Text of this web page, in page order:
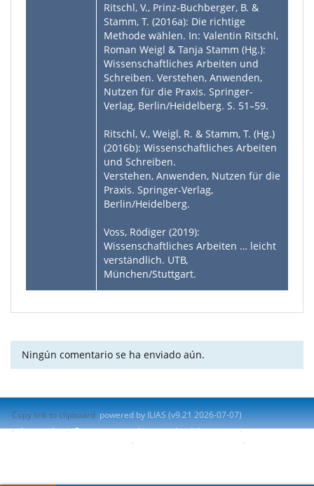
Ritschl, V., Prinz-Buchberger, B. &
Stamm, T. (2016a): Die richtige
Methode wählen. In: Valentin Ritschl,
Roman Weigl & Tanja Stamm (Hg.):
Wissenschaftliches Arbeiten und
Schreiben. Verstehen, Anwenden,
Nutzen für die Praxis. Springer-
Verlag, Berlin/Heidelberg. S. 51–59.
Ritschl, V., Weigl, R. & Stamm, T. (Hg.)
(2016b): Wissenschaftliches Arbeiten
und Schreiben.
Verstehen, Anwenden, Nutzen für die
Praxis. Springer-Verlag,
Berlin/Heidelberg.
Voss, Rödiger (2019):
Wissenschaftliches Arbeiten … leicht
verständlich. UTB,
München/Stuttgart.
Ningún comentario se ha enviado aún.
Copy link to clipboard powered by ILIAS (v9.21 2026-07-07)
Impresión
Contactar con administrador del sistema